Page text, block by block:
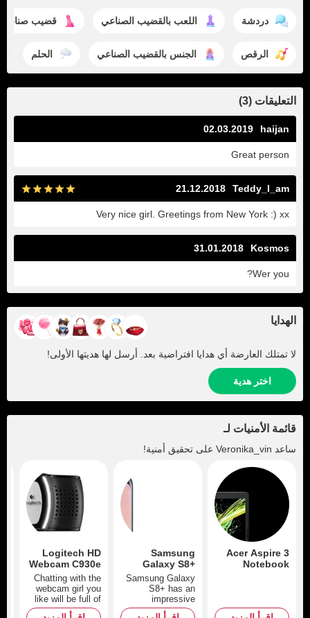
دردشة اللعب بالقضيب الصناعي قضيب صناعي
الرقص الجنس بالقضيب الصناعي الحلم
التعليقات (3)
haijan
02.03.2019
Great person
Teddy_I_am
21.12.2018
Very nice girl. Greetings from New York :) xx
Kosmos
31.01.2018
Wer you?
الهدايا
لا تمتلك العارضة أي هدايا افتراضية بعد. أرسل لها هديتها الأولى!
اختر هدية
قائمة الأمنيات لـ
ساعد Veronika_vin على تحقيق أمنية!
Acer Aspire 3
Notebook
Samsung
Galaxy S8+
64GB Orchid
Gray
Samsung Galaxy
S8+ has an
impressive
design, expansive
Logitech HD
Webcam C930e
Chatting with the
webcam girl you
like will be full of
absolutely new